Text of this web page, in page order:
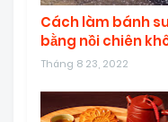
Cách làm bánh
bằng nồi chiên
Tháng 8 23, 2022